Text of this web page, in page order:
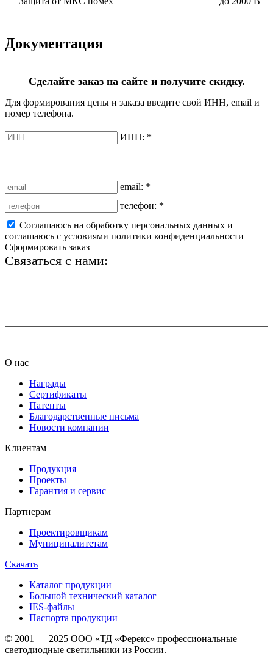
Документация
Сделайте заказ на сайте и получите скидку.
Для формирования цены и заказа введите свой ИНН, email и
номер телефона.
ИНН: *
email: *
телефон: *
Соглашаюсь на обработку персональных данных и
соглашаюсь с условиями политики конфиденциальности
Сформировать заказ
Связаться с нами:
О нас
Награды
Сертификаты
Патенты
Благодарственные письма
Новости компании
Клиентам
Продукция
Проекты
Гарантия и сервис
Партнерам
Проектировщикам
Муниципалитетам
Скачать
Каталог продукции
Большой технический каталог
IES-файлы
Паспорта продукции
© 2001 — 2025 ООО «ТД «Ферекс» профессиональные
светодиодные светильники из России.